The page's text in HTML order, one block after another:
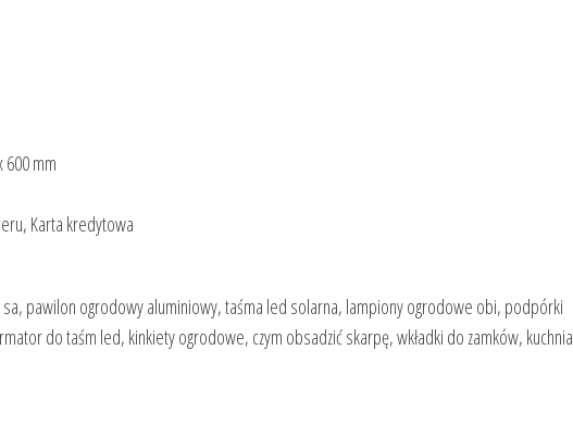
600 mm
Karta kredytowa
pawilon ogrodowy aluminiowy, taśma led solarna, lampiony ogrodowe obi, podpórki
do taśm led, kinkiety ogrodowe, czym obsadzić skarpę, wkładki do zamków, kuchnia